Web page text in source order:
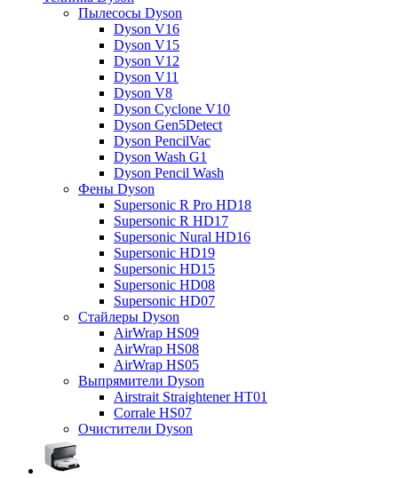
Пылесосы Dyson
Dyson V16
Dyson V15
Dyson V12
Dyson V11
Dyson V8
Dyson Cyclone V10
Dyson Gen5Detect
Dyson PencilVac
Dyson Wash G1
Dyson Pencil Wash
Фены Dyson
Supersonic R Pro HD18
Supersonic R HD17
Supersonic Nural HD16
Supersonic HD19
Supersonic HD15
Supersonic HD08
Supersonic HD07
Стайлеры Dyson
AirWrap HS09
AirWrap HS08
AirWrap HS05
Выпрямители Dyson
Airstrait Straightener HT01
Corrale HS07
Очистители Dyson